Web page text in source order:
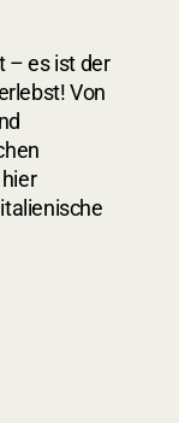
– es ist der
Von